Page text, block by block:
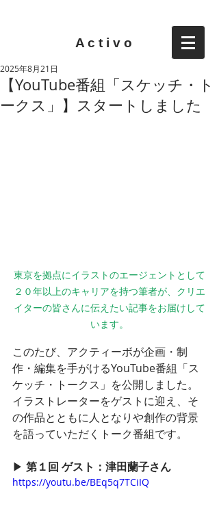
A c t i v o
【YouTube番組「スケッチ・ト
ークス」】スタートしました
2025年8月21日
東京を拠点にイラストのエージェントとして
２０年以上のキャリアを持つ筆者が、クリエ
イターの皆さんに伝えたい記事をお届けして
います。
このたび、アクティーボが企画・制
作・編集を手がけるYouTube番組「ス
ケッチ・トークス」を公開しました。
イラストレーターをゲストに迎え、そ
の作品とともに人となりや創作の背景
を語っていただくトーク番組です。
▶︎ 第１回 ゲスト：津田蘭子さん
https://youtu.be/BEq5q7TCiIQ